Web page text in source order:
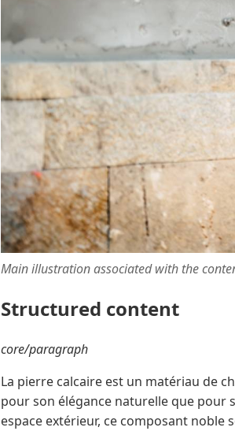
Main illustration associated with the
Structured content
core/paragraph
La pierre calcaire est un matériau de
pour son élégance naturelle que pour
espace extérieur, ce composant noble